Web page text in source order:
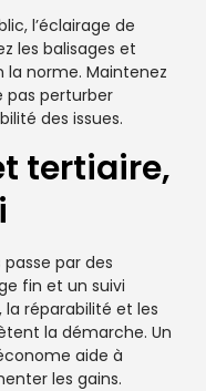
l’éclairage de
les balisages et
la norme. Maintenez
pas perturber
des issues.
tertiaire,
par des
fin et un suivi
la réparabilité et les
la démarche. Un
aide à
les gains.